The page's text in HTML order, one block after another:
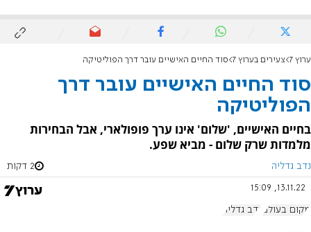
ערוץ 7 צעירים בערוץ 7 סוד החיים האישיים עובר דרך הפוליטיקה
סוד החיים האישיים עובר דרך
הפוליטיקה
בחיים האישיים, 'שלום' אינו ערך פופולארי, אבל הבחירות
מלמדות שרק שלום - מביא שפע.
נדב גדליה 2 דקות
13.11.22, 15:09
מקום בעולם נדב גדליה